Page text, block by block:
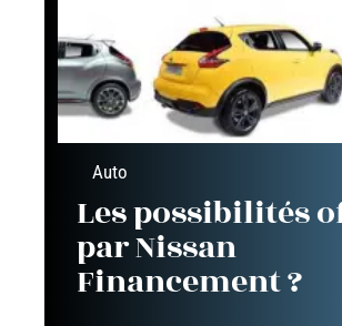
Auto
Les possibilités
par Nissan
Financement ?